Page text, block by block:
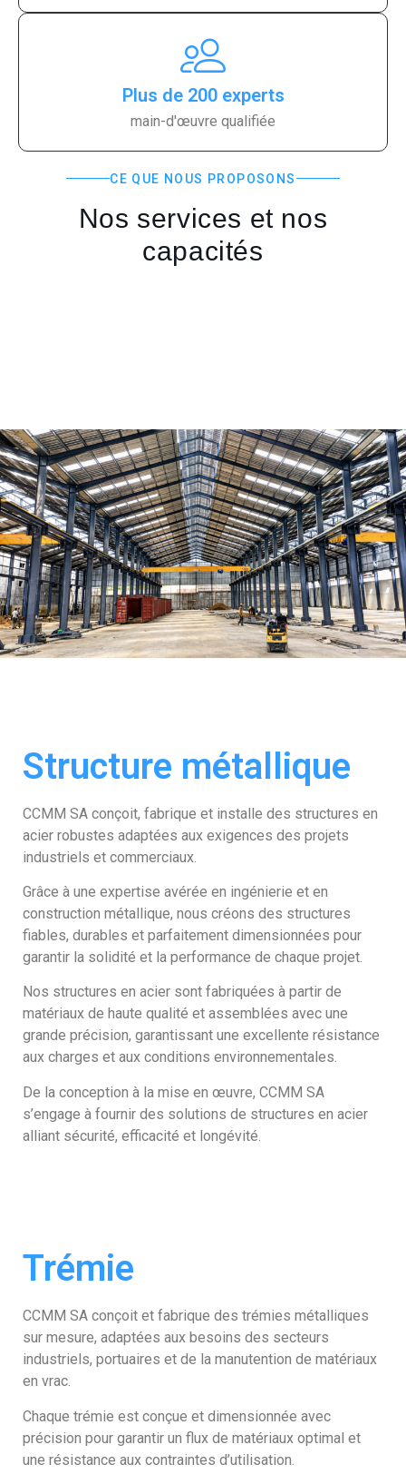
Plus de 200 experts
main-d'œuvre qualifiée
CE QUE NOUS PROPOSONS
Nos services et nos
capacités
Structure métallique
CCMM SA conçoit, fabrique et installe des structures en
acier robustes adaptées aux exigences des projets
industriels et commerciaux.
Grâce à une expertise avérée en ingénierie et en
construction métallique, nous créons des structures
fiables, durables et parfaitement dimensionnées pour
garantir la solidité et la performance de chaque projet.
Nos structures en acier sont fabriquées à partir de
matériaux de haute qualité et assemblées avec une
grande précision, garantissant une excellente résistance
aux charges et aux conditions environnementales.
De la conception à la mise en œuvre, CCMM SA
s’engage à fournir des solutions de structures en acier
alliant sécurité, efficacité et longévité.
Trémie
CCMM SA conçoit et fabrique des trémies métalliques
sur mesure, adaptées aux besoins des secteurs
industriels, portuaires et de la manutention de matériaux
en vrac.
Chaque trémie est conçue et dimensionnée avec
précision pour garantir un flux de matériaux optimal et
une résistance aux contraintes d’utilisation.